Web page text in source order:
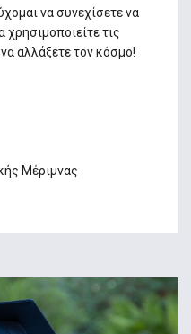
να συνεχίσετε να
χρησιμοποιείτε τις
αλλάξετε τον κόσμο!
Μέριμνας